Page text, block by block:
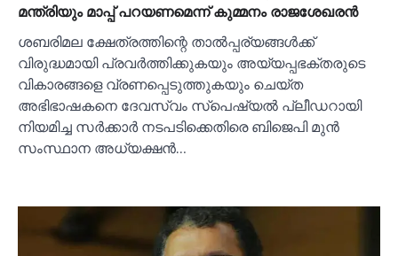
മന്ത്രിയും മാപ്പ് പറയണമെന്ന് കുമ്മനം രാജശേഖരന്‍
ശബരിമല ക്ഷേത്രത്തിന്റെ താല്‍പ്പര്യങ്ങള്‍ക്ക്
വിരുദ്ധമായി പ്രവര്‍ത്തിക്കുകയും അയ്യപ്പഭക്തരുടെ
വികാരങ്ങളെ വ്രണപ്പെടുത്തുകയും ചെയ്ത
അഭിഭാഷകനെ ദേവസ്വം സ്‌പെഷ്യല്‍ പ്ലീഡറായി
നിയമിച്ച സര്‍ക്കാര്‍ നടപടിക്കെതിരെ ബിജെപി മുന്‍
സംസ്ഥാന അധ്യക്ഷന്‍…